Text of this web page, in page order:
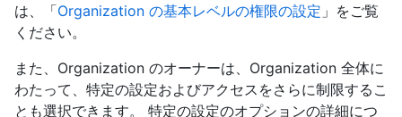
は、「Organization の基本レベルの権限の設定 」をご覧
ください。
また、Organization のオーナーは、Organization 全体に
わたって、特定の設定およびアクセスをさらに制限するこ
とも選択できます。 特定の設定のオプションの詳細につ